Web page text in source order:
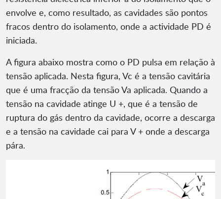
envolve e, como resultado, as cavidades são pontos
fracos dentro do isolamento, onde a actividade PD é
iniciada.
A figura abaixo mostra como o PD pulsa em relação à
tensão aplicada. Nesta figura, Vc é a tensão cavitária
que é uma fracção da tensão Va aplicada. Quando a
tensão na cavidade atinge U +, que é a tensão de
ruptura do gás dentro da cavidade, ocorre a descarga
e a tensão na cavidade cai para V + onde a descarga
pára.